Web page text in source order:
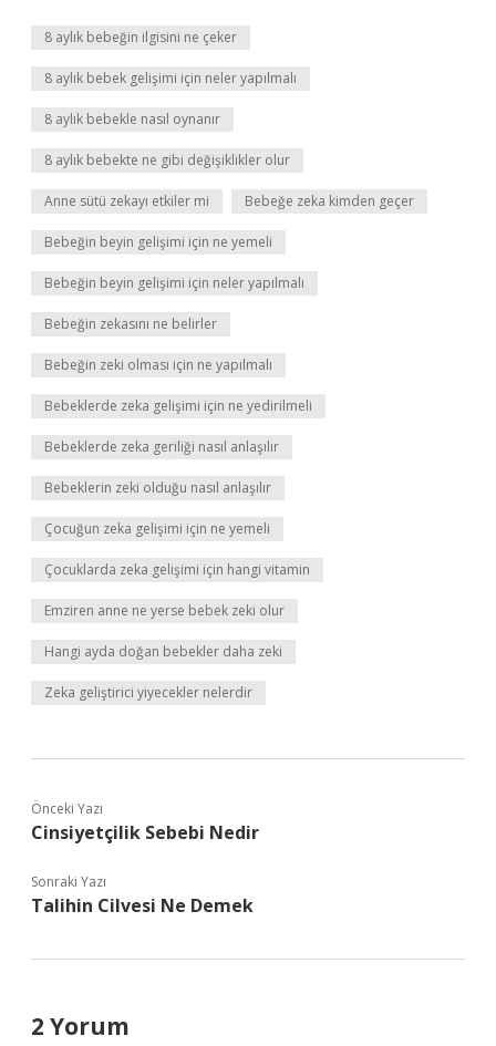
8 aylık bebeğin ilgisini ne çeker
8 aylık bebek gelişimi için neler yapılmalı
8 aylık bebekle nasıl oynanır
8 aylık bebekte ne gibi değişiklikler olur
Anne sütü zekayı etkiler mi Bebeğe zeka kimden geçer
Bebeğin beyin gelişimi için ne yemeli
Bebeğin beyin gelişimi için neler yapılmalı
Bebeğin zekasını ne belirler
Bebeğin zeki olması için ne yapılmalı
Bebeklerde zeka gelişimi için ne yedirilmeli
Bebeklerde zeka geriliği nasıl anlaşılır
Bebeklerin zeki olduğu nasıl anlaşılır
Çocuğun zeka gelişimi için ne yemeli
Çocuklarda zeka gelişimi için hangi vitamin
Emziren anne ne yerse bebek zeki olur
Hangi ayda doğan bebekler daha zeki
Zeka geliştirici yiyecekler nelerdir
Önceki Yazı
Cinsiyetçilik Sebebi Nedir
Sonraki Yazı
Talihin Cilvesi Ne Demek
2 Yorum